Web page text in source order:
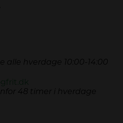
alle hverdage 10:00-14:00
48 timer i hverdage